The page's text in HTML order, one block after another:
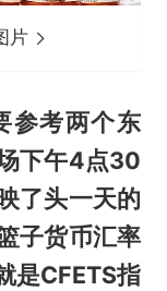
片
参考两个东
下午4点30
了头一天的
子货币汇率
是CFETS指